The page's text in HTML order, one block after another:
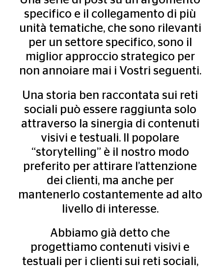
specifico e il collegamento di più
unità tematiche, che sono rilevanti
per un settore specifico, sono il
miglior approccio strategico per
non annoiare mai i Vostri seguenti.
Una storia ben raccontata sui reti
sociali può essere raggiunta solo
attraverso la sinergia di contenuti
visivi e testuali. Il popolare
“storytelling” è il nostro modo
preferito per attirare l’attenzione
dei clienti, ma anche per
mantenerlo costantemente ad alto
livello di interesse.
Abbiamo già detto che
progettiamo contenuti visivi e
testuali per i clienti sui reti sociali,